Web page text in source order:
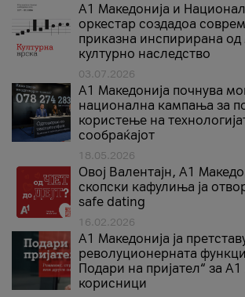
А1 Македонија и
оркестар создадоа
приказна инспирирана од
културно наследство
03.07.2026
A1 Македонија почнува
национална кампања за
користење на
сообраќајот
18.05.2026
Овој Валентајн, A1
скопски кафулиња ја
safe dating
16.02.2026
А1 Македонија ја
револуционерната
Подари на пријател“ за
корисници